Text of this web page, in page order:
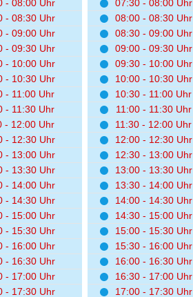
- 08:00 Uhr
- 08:30 Uhr
- 09:00 Uhr
- 09:30 Uhr
- 10:00 Uhr
- 10:30 Uhr
- 11:00 Uhr
- 11:30 Uhr
- 12:00 Uhr
- 12:30 Uhr
- 13:00 Uhr
- 13:30 Uhr
- 14:00 Uhr
- 14:30 Uhr
- 15:00 Uhr
- 15:30 Uhr
- 16:00 Uhr
- 16:30 Uhr
- 17:00 Uhr
- 17:30 Uhr
07:30 - 08:00 Uhr
08:00 - 08:30 Uhr
08:30 - 09:00 Uhr
09:00 - 09:30 Uhr
09:30 - 10:00 Uhr
10:00 - 10:30 Uhr
10:30 - 11:00 Uhr
11:00 - 11:30 Uhr
11:30 - 12:00 Uhr
12:00 - 12:30 Uhr
12:30 - 13:00 Uhr
13:00 - 13:30 Uhr
13:30 - 14:00 Uhr
14:00 - 14:30 Uhr
14:30 - 15:00 Uhr
15:00 - 15:30 Uhr
15:30 - 16:00 Uhr
16:00 - 16:30 Uhr
16:30 - 17:00 Uhr
17:00 - 17:30 Uhr